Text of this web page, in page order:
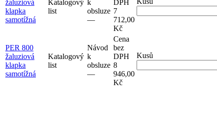
žaluziová
klapka
samotížná
Katalogový
list
k
obsluze
–⁠–⁠
DPH
7
712,00
Kč
PER 800
žaluziová
klapka
samotížná
Katalogový
list
Návod
k
obsluze
–⁠–⁠
Cena
bez
DPH
8
946,00
Kč
Kusů